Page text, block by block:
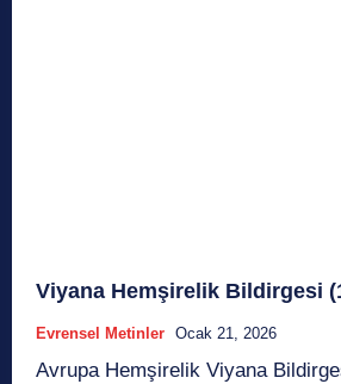
Viyana Hemşirelik Bildirgesi
Evrensel Metinler Ocak 21, 2026
Avrupa Hemşirelik Viyana